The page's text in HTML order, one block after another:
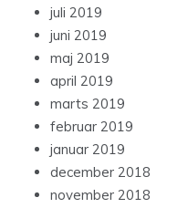
juli 2019
juni 2019
maj 2019
april 2019
marts 2019
februar 2019
januar 2019
december 2018
november 2018